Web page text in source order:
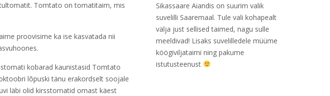
Tomtato on tomatitaim, mis
proovisime ka ise kasvatada nii
kobarad kaunistasid Tomtato
lõpuski tänu erakordselt soojale
läbi olid kirsstomatid omast käest
Sikassaare Aiandis on suurim valik
suvelilli Saaremaal. Tule vali kohapealt
välja just sellised taimed, nagu sulle
meeldivad! Lisaks suvelilledele müüme
köögiviljataimi ning pakume
istutusteenust